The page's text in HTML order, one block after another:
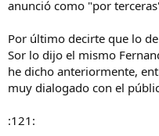
anunció como "por
Por último decirte que lo
Sor lo dijo el mismo
he dicho anteriormente,
muy dialogado con el
:121: